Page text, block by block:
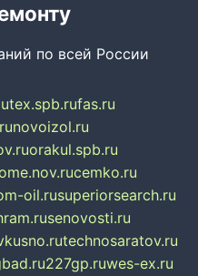
по всей России
fas.ru
novoizol.ru
orakul.spb.ru
cemko.ru
oil.rusuperiorsearch.ru
senovosti.ru
technosaratov.ru
227gp.ruwes-ex.ru